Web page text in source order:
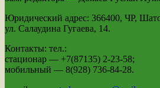
Юридический адрес: 366400, ЧР,
ул. Салаудина Гугаева, 14.
Контакты: тел.:
стационар — +7(87135) 2-23-58;
мобильный — 8(928) 736-84-28.